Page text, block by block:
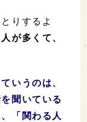
りするよ
が多くて、
いうのは、
聞いている
「関わる人